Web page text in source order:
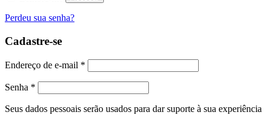
Perdeu sua senha?
Cadastre-se
Endereço de e-mail *
Senha *
Seus dados pessoais serão usados ​​para dar suporte à sua experiência